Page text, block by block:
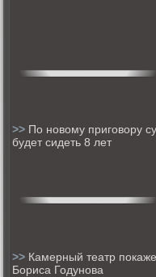
>> По новому приговору
будет сидеть 8 лет
>> Камерный театр
Бориса Годунова